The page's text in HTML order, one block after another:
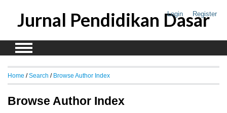
Login Register
Jurnal Pendidikan Dasar
Home / Search / Browse Author Index
Browse Author Index